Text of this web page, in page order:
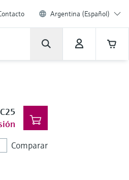
Argentina (Español)
Comparar